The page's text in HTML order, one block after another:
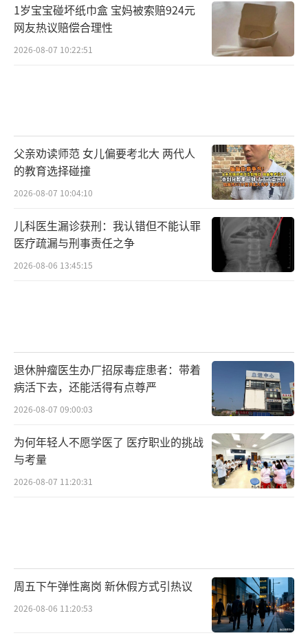
1岁宝宝碰坏纸巾盒 宝妈被索赔924元
网友热议赔偿合理性
2026-08-07 10:22:51
父亲劝读师范 女儿偏要考北大 两代人
的教育选择碰撞
2026-08-07 10:04:10
儿科医生漏诊获刑：我认错但不能认罪
医疗疏漏与刑事责任之争
2026-08-06 13:45:15
退休肿瘤医生办厂招尿毒症患者：带着
病活下去，还能活得有点尊严
2026-08-07 09:00:03
为何年轻人不愿学医了 医疗职业的挑战
与考量
2026-08-07 11:20:31
周五下午弹性离岗 新休假方式引热议
2026-08-06 11:20:53